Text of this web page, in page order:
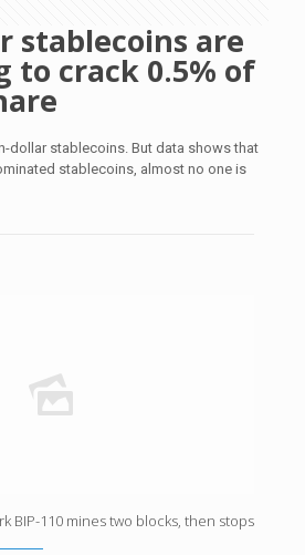
stablecoins are
to crack 0.5% of
dollar stablecoins. But data shows that
stablecoins, almost no one is
BIP-110 mines two blocks, then stops